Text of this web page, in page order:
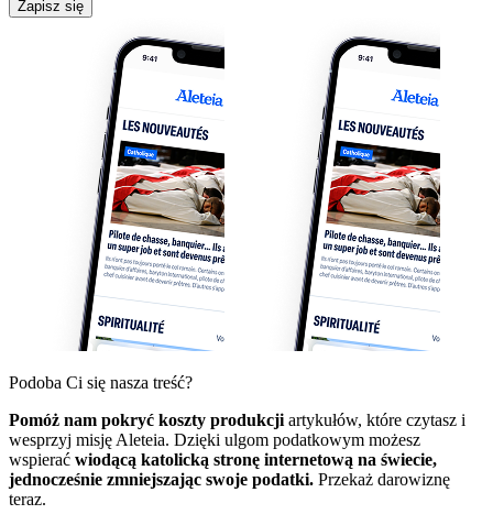
Zapisz się
Podoba Ci się nasza treść?
Pomóż nam pokryć koszty produkcji artykułów, które czytasz i
wesprzyj misję Aleteia. Dzięki ulgom podatkowym możesz
wspierać wiodącą katolicką stronę internetową na świecie,
jednocześnie zmniejszając swoje podatki. Przekaż darowiznę
teraz.